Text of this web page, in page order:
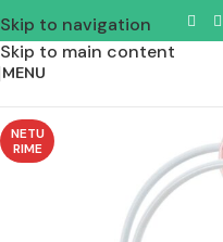
Skip to navigation
Skip to main content
MENU
NETU
RIME